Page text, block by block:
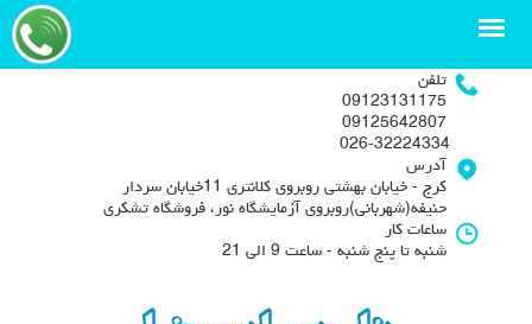
تلفن
09123131175
09125642807
آدرس
کرج - خیابان بهشتی روبروی کلانتری 11خیابان سردار
حنیفه(شهربانی)روبروی آزمایشگاه نور، فروشگاه تشکری
ساعات کار
شنبه تا پنج شنبه - ساعت 9 الی 21